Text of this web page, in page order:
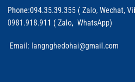
Phone:094.35.39.355 ( Zalo, Wechat,
0981.918.911 ( Zalo, WhatsApp)
Email: langnghedohai@gmail.com